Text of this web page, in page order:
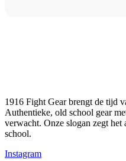
1916 Fight Gear brengt de tijd
Authentieke, old school gear
verwacht. Onze slogan zegt het
school.
Instagram